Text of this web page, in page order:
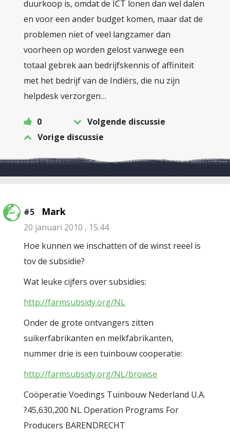
duurkoop is, omdat de ICT lonen dan wel dalen
en voor een ander budget komen, maar dat de
problemen niet of veel langzamer dan
voorheen op worden gelost vanwege een
totaal gebrek aan bedrijfskennis of affiniteit
met het bedrijf van de Indiërs, die nu zijn
helpdesk verzorgen…
0
Volgende discussie
Vorige discussie
#5 Mark
20 januari 2010 , 15:44
Hoe kunnen we inschatten of de winst reeel is
tov de subsidie?
Wat leuke cijfers over subsidies:
http://farmsubsidy.org/NL
Onder de grote ontvangers zitten
suikerfabrikanten en melkfabrikanten,
nummer drie is een tuinbouw cooperatie:
http://farmsubsidy.org/NL/browse
Coöperatie Voedings Tuinbouw Nederland U.A.
?45,630,200 NL Operation Programs For
Producers BARENDRECHT